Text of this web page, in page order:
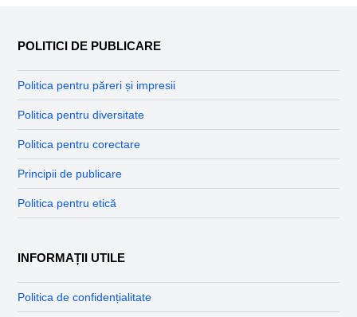
POLITICI DE PUBLICARE
Politica pentru păreri și impresii
Politica pentru diversitate
Politica pentru corectare
Principii de publicare
Politica pentru etică
INFORMAȚII UTILE
Politica de confidențialitate